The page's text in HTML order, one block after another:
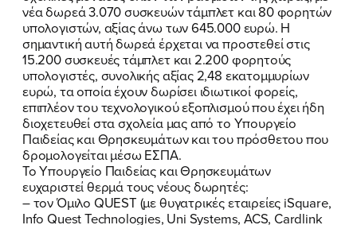
νέα δωρεά 3.070 συσκευών τάμπλετ και 80 φορητών
υπολογιστών, αξίας άνω των 645.000 ευρώ. Η
σημαντική αυτή δωρεά έρχεται να προστεθεί στις
15.200 συσκευές τάμπλετ και 2.200 φορητούς
υπολογιστές, συνολικής αξίας 2,48 εκατομμυρίων
ευρώ, τα οποία έχουν δωρίσει ιδιωτικοί φορείς,
επιπλέον του τεχνολογικού εξοπλισμού που έχει ήδη
διοχετευθεί στα σχολεία μας από το Υπουργείο
Παιδείας και Θρησκευμάτων και του πρόσθετου που
δρομολογείται μέσω ΕΣΠΑ.
Το Υπουργείο Παιδείας και Θρησκευμάτων
ευχαριστεί θερμά τους νέους δωρητές:
– τον Όμιλο QUEST (με θυγατρικές εταιρείες iSquare,
Info Quest Technologies, Uni Systems, ACS, Cardlink
Νίκης Κεραμέως
ΥΠΟΒΟΛΗ
Νίκης Κεραμέως
ΥΠΟΒΟΛΗ